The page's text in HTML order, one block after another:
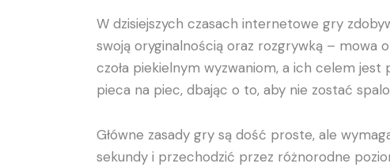
W dzisiejszych czasach internetowe gry
swoją oryginalnością oraz rozgrywką – mowa o
czoła piekielnym wyzwaniom, a ich celem jest
pieca na piec, dbając o to, aby nie zostać
Główne zasady gry są dość proste, ale
sekundy i przechodzić przez różnorodne